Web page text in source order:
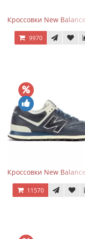
Кроссовки New
9970
Кроссовки New
11570